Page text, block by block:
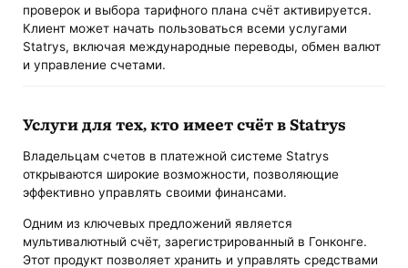
проверок и выбора тарифного плана счёт активируется.
Клиент может начать пользоваться всеми услугами
Statrys, включая международные переводы, обмен валют
и управление счетами.
Услуги для тех, кто имеет счёт в Statrys
Владельцам счетов в платежной системе Statrys
открываются широкие возможности, позволяющие
эффективно управлять своими финансами.
Одним из ключевых предложений является
мультивалютный счёт, зарегистрированный в Гонконге.
Этот продукт позволяет хранить и управлять средствами